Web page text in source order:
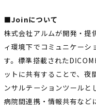
■Joinについて
株式会社アルムが開発・提
ィ環境下でコミュニケーシ
す。標準搭載された
ットに共有することで、夜
ンサルテーションツールと
病院間連携・情報共有など